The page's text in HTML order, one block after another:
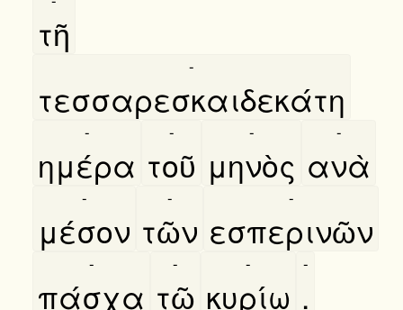
τῆ
τεσσαρεσκαιδεκάτη
-
ημέρα
-
τοῦ
-
μηνὸς
-
ανὰ
-
μέσον
-
τῶν
-
εσπερινῶν
-
πάσχα
-
τῶ
-
κυρίω
-
.
-